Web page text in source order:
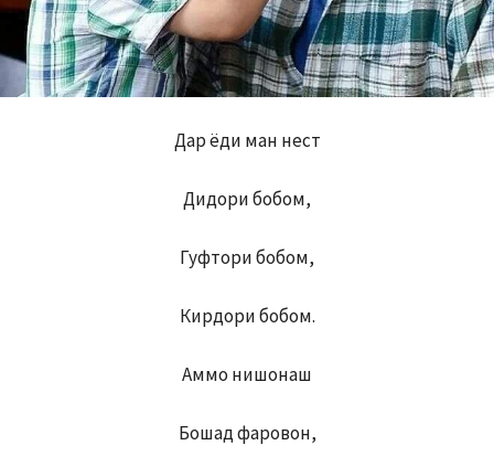
Дар ёди ман нест
Дидори бобом,
Гуфтори бобом,
Кирдори бобом.
Аммо нишонаш
Бошад фаровон,